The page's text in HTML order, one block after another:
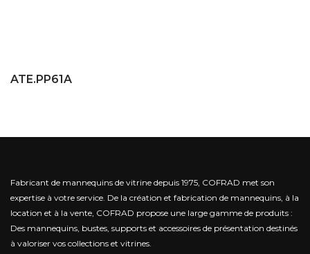
ATE.PP61A
Fabricant de mannequins de vitrine depuis 1975, COFRAD met son
expertise à votre service. De la création et fabrication de mannequins, à la
location et à la vente, COFRAD propose une large gamme de produits :
Des mannequins, bustes, supports et accessoires de présentation destinés
à valoriser vos collections et vitrines.